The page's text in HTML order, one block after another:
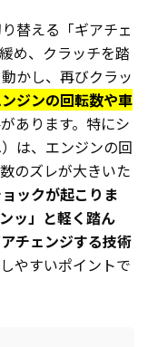
替える「ギアチェ
め、クラッチを踏
かし、再びクラッ
ジンの回転数や車
あります。特にシ
は、エンジンの回
のズレが大きいた
ックが起こりま
ッ」と軽く踏ん
チェンジする技術
やすいポイントで